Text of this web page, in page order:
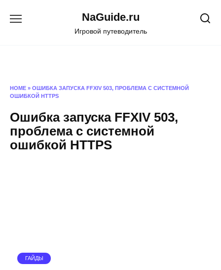
NaGuide.ru
Игровой путеводитель
HOME » ОШИБКА ЗАПУСКА FFXIV 503, ПРОБЛЕМА С СИСТЕМНОЙ
ОШИБКОЙ HTTPS
Ошибка запуска FFXIV 503,
проблема с системной
ошибкой HTTPS
ГАЙДЫ